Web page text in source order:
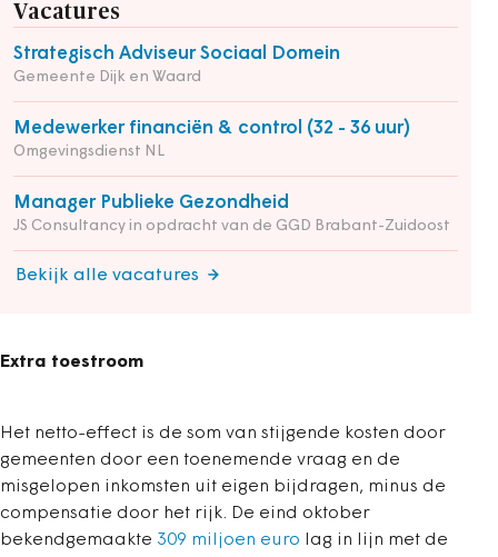
Vacatures
Strategisch Adviseur Sociaal Domein
Gemeente Dijk en Waard
Medewerker financiën & control (32 - 36 uur)
Omgevingsdienst NL
Manager Publieke Gezondheid
JS Consultancy in opdracht van de GGD Brabant-Zuidoost
Bekijk alle vacatures
Extra toestroom
Het netto-effect is de som van stijgende kosten door
gemeenten door een toenemende vraag en de
misgelopen inkomsten uit eigen bijdragen, minus de
compensatie door het rijk. De eind oktober
bekendgemaakte 309 miljoen euro lag in lijn met de